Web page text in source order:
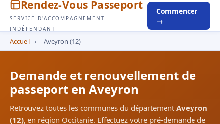
Rendez-Vous Passeport
SERVICE D'ACCOMPAGNEMENT
INDÉPENDANT
Commencer
→
Accueil › Aveyron (12)
Demande et renouvellement de
passeport en Aveyron
Retrouvez toutes les communes du département Aveyron
(12), en région Occitanie. Effectuez votre pré-demande de